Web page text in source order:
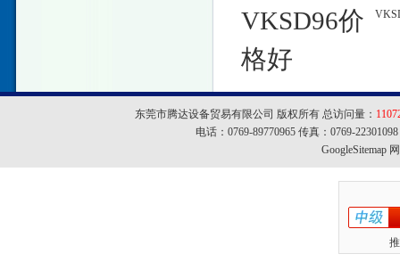
VKSD96价
格好
东莞市腾达设备贸易有限公司 版权所有 总访问量：
电话：0769-89770965 传真：0769-
GoogleSitemap网